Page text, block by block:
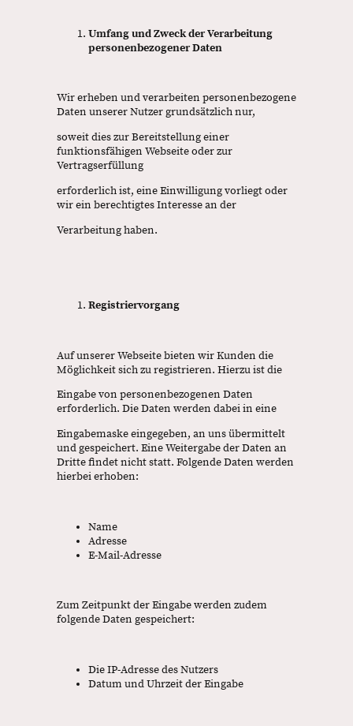
Umfang und Zweck der Verarbeitung
personenbezogener Daten
Wir erheben und verarbeiten personenbezogene
Daten unserer Nutzer grundsätzlich nur,
soweit dies zur Bereitstellung einer
funktionsfähigen Webseite oder zur
Vertragserfüllung
erforderlich ist, eine Einwilligung vorliegt oder
wir ein berechtigtes Interesse an der
Verarbeitung haben.
Registriervorgang
Auf unserer Webseite bieten wir Kunden die
Möglichkeit sich zu registrieren. Hierzu ist die
Eingabe von personenbezogenen Daten
erforderlich. Die Daten werden dabei in eine
Eingabemaske eingegeben, an uns übermittelt
und gespeichert. Eine Weitergabe der Daten an
Dritte findet nicht statt. Folgende Daten werden
hierbei erhoben:
Name
Adresse
E-Mail-Adresse
Zum Zeitpunkt der Eingabe werden zudem
folgende Daten gespeichert:
Die IP-Adresse des Nutzers
Datum und Uhrzeit der Eingabe